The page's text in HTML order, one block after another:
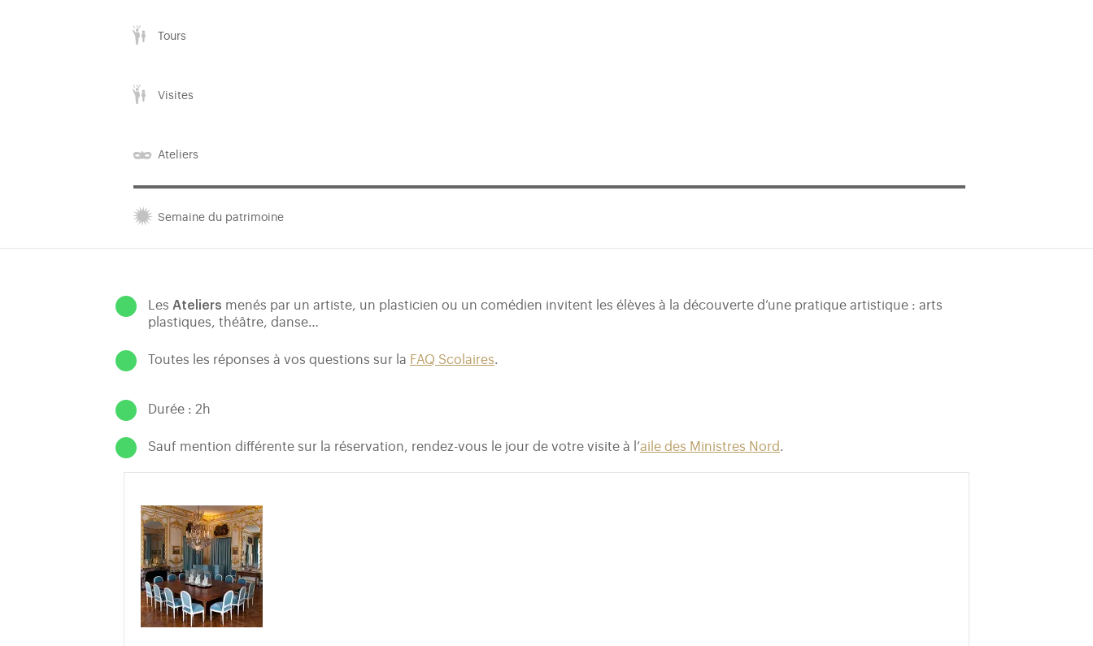
Tours
Visites
Ateliers
Semaine du patrimoine
Les Ateliers menés par un artiste, un plasticien ou un comédien invitent les élèves à la découverte d’une pratique artistique : arts
plastiques, théâtre, danse…
Toutes les réponses à vos questions sur la FAQ Scolaires.
Durée : 2h
Sauf mention différente sur la réservation, rendez-vous le jour de votre visite à l’aile des Ministres Nord.